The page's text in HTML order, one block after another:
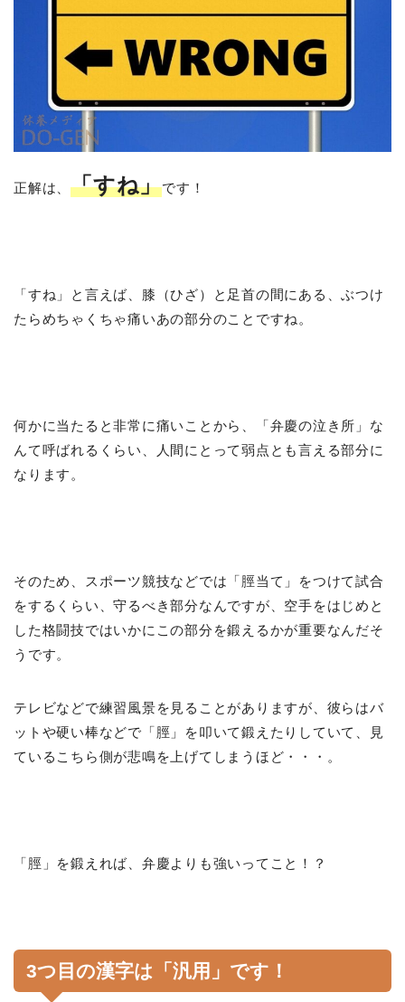
正解は、「すね」です！
「すね」と言えば、膝（ひざ）と足首の間にある、ぶつけ
たらめちゃくちゃ痛いあの部分のことですね。
何かに当たると非常に痛いことから、「弁慶の泣き所」な
んて呼ばれるくらい、人間にとって弱点とも言える部分に
なります。
そのため、スポーツ競技などでは「脛当て」をつけて試合
をするくらい、守るべき部分なんですが、空手をはじめと
した格闘技ではいかにこの部分を鍛えるかが重要なんだそ
うです。
テレビなどで練習風景を見ることがありますが、彼らはバ
ットや硬い棒などで「脛」を叩いて鍛えたりしていて、見
ているこちら側が悲鳴を上げてしまうほど・・・。
「脛」を鍛えれば、弁慶よりも強いってこと！？
3つ目の漢字は「汎用」です！